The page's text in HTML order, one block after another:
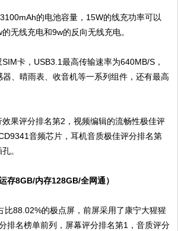
的电池容量，15W的线充功率可以
无线充电和9w的反向无线充电。
卡，USB3.1最高传输速率为640MB/S，
、晴雨表、收音机等一系列组件，还有最高
果评分排名第2，视频编辑的流畅性极佳评
音频芯片，耳机音质极佳评分排名第
。
存8GB/内存128GB/全网通）
比88.02%的极点屏，前屏采用了康宁大猩猩
排名榜单前列，屏幕评分排名第1，音质评分